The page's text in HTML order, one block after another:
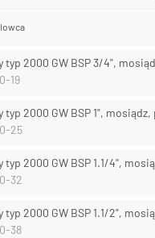
typ 2000 GW BSP 3/4",
19
typ 2000 GW BSP 1", mosiądz,
25
typ 2000 GW BSP 1.1/4",
32
typ 2000 GW BSP 1.1/2",
38